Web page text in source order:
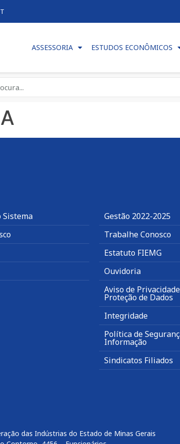
ASSESSORIA ESTUDOS ECONÔMICOS
Sistema
Gestão 2022-2025
Trabalhe Conosco
Estatuto FIEMG
Ouvidoria
Aviso de
Proteção de Dados
Integridade
Política de
Informação
Sindicatos Filiados
das Indústrias do Estado de Minas Gerais